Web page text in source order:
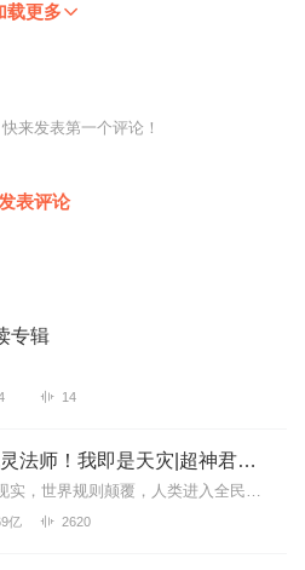
载更多
来发表第一个评论！
发表评论
专辑
14
全民转职：死灵法师！我即是天灾|超神君王漫画原著
简介：游戏降临现实，世界规则颠覆，人类进入全民转职时代。魔物肆虐！秘境、副本、深渊数不胜数！恐怖与宝物共存！危险与机遇同行！唯有成为转职者！升级变强！方能站上世...
亿 2620